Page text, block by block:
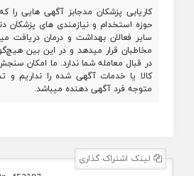
کاریابی پزشکان مدجابز آگهی هایی را
حوزه استخدام و نیازمندی های پزشکان
سایر فعالان بهداشت و درمان دریافت
مخاطبان قرار میدهد و در این بین
در قبال معامله شما ندارد. ما امکان
کالا یا خدمات آگهی شده را نداریم و
متوجه فرد آگهی دهنده میباشد.
لینک اشتراک گذاری